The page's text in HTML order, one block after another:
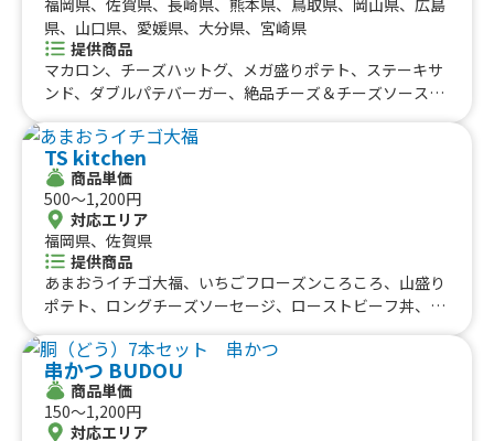
冷やしマンゴー、かき氷、かき氷①、かき氷②、トルネ－
ドわたがし、トルネ－ドフラワ－わたあめ
県、山口県、愛媛県、大分県、宮崎県
提供商品
マカロン、チーズハットグ、メガ盛りポテト、ステーキサ
ンド、ダブルパテバーガー、絶品チーズ＆チーズソースバ
ドバーガー、アボカドバーガー、青唐辛子バーガー、絶品
チーズバーガー、佐世保バーガー
TS kitchen
商品単価
500〜1,200円
対応エリア
福岡県、佐賀県
提供商品
あまおうイチゴ大福、いちごフローズンころころ、山盛り
ポテト、ロングチーズソーセージ、ローストビーフ丼、チ
串かつ BUDOU
商品単価
150〜1,200円
対応エリア